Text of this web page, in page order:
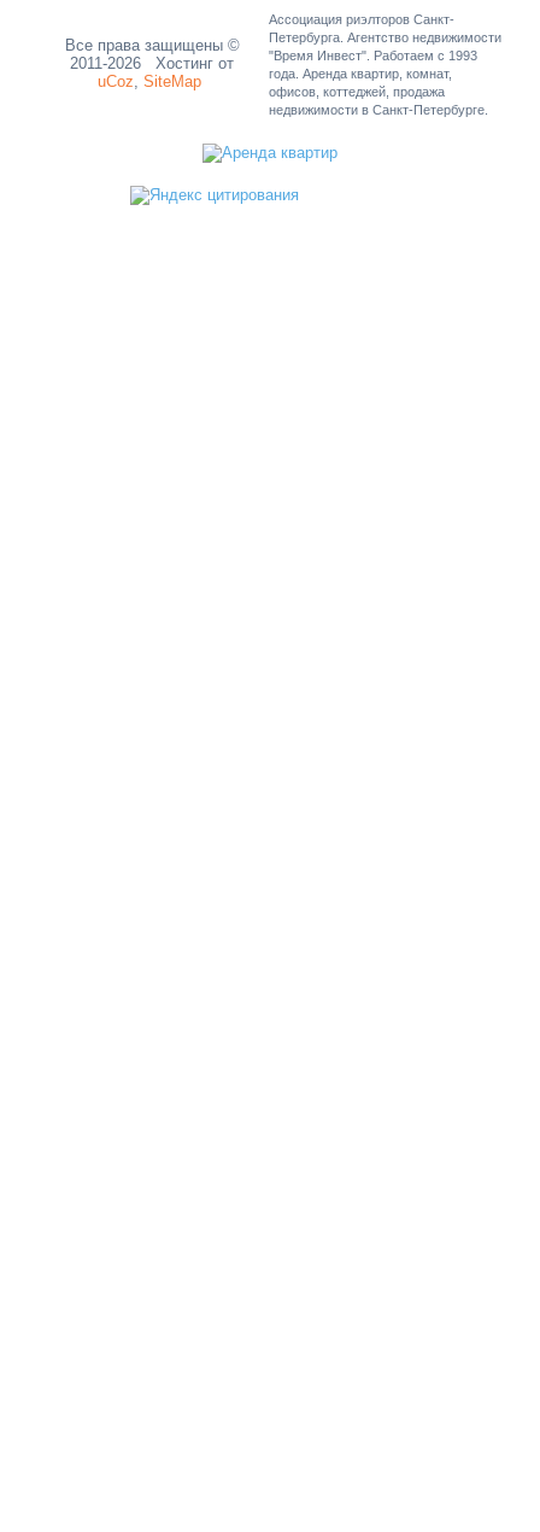
Все права защищены ©
2011-2026 Хостинг от
uCoz SiteMap
Ассоциация риэлторов Санкт-
Петербурга. Агентство недвижимости
"Время Инвест". Работаем с 1993
года. Аренда квартир, комнат,
офисов, коттеджей, продажа
недвижимости в Санкт-Петербурге.